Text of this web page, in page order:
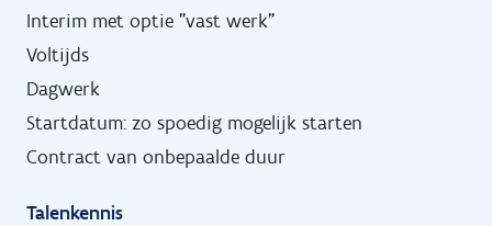
Interim met optie "vast werk"
Voltijds
Dagwerk
Startdatum: zo spoedig mogelijk starten
Contract van onbepaalde duur
Talenkennis